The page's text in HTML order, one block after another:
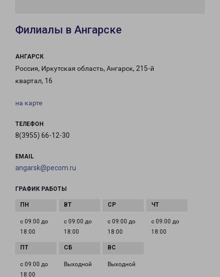
Филиалы в Ангарске
АНГАРСК
Россия, Иркутская область, Ангарск, 215-й
квартал, 16
на карте
ТЕЛЕФОН
8(3955) 66-12-30
EMAIL
angarsk@pecom.ru
ГРАФИК РАБОТЫ
с 09:00 до
18:00
с 09:00 до
18:00
с 09:00 до
18:00
с 09:00 до
18:00
с 09:00 до
18:00
Выходной Выходной